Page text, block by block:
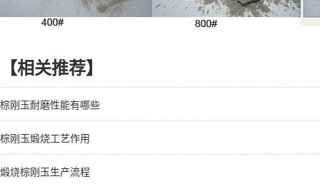
【相关推荐】
棕刚玉耐磨性能有哪些
棕刚玉煅烧工艺作用
煅烧棕刚玉生产流程